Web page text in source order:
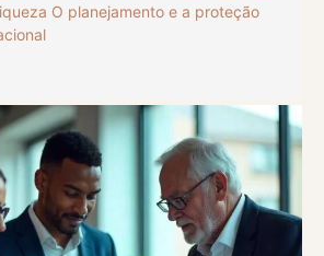
O planejamento e a proteção